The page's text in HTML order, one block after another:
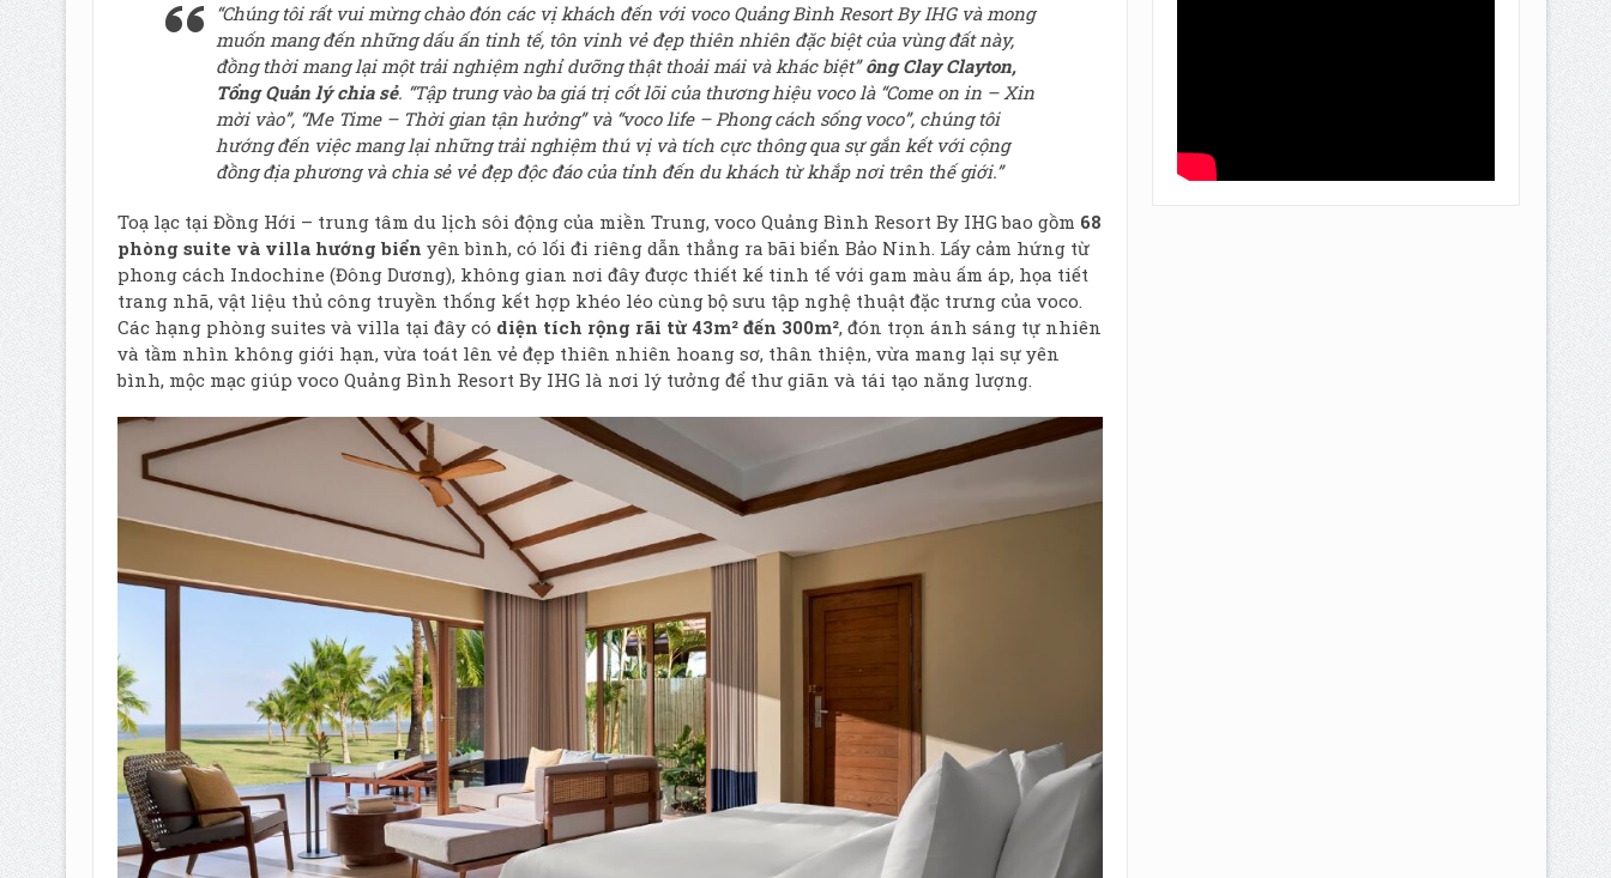
“Chúng tôi rất vui mừng chào đón các vị khách đến với voco Quảng Bình Resort By IHG và mong
muốn mang đến những dấu ấn tinh tế, tôn vinh vẻ đẹp thiên nhiên đặc biệt của vùng đất này,
đồng thời mang lại một trải nghiệm nghỉ dưỡng thật thoải mái và khác biệt”ông Clay Clayton,
Tổng Quảnlýchia sẻ. “Tập trung vào ba giá trị cốt lõi của thương hiệu voco là “Come on in – Xin
mời vào”, “Me Time – Thời gian tận hưởng” và “voco life – Phong cách sống voco”, chúng tôi
hướng đến việc mang lại những trải nghiệm thú vị và tích cực thông qua sự gắn kết với cộng
đồng địa phương và chia sẻ vẻ đẹp độc đáo của tỉnh đến du khách từ khắp nơi trên thế giới.”
Toạ lạc tại Đồng Hới – trung tâm du lịch sôi động của miền Trung, voco Quảng Bình Resort By IHG bao gồm 68
phòng suite và villa hướng biển yên bình, có lối đi riêng dẫn thẳng ra bãi biển Bảo Ninh. Lấy cảm hứng từ
phong cách Indochine (Đông Dương), không gian nơi đây được thiết kế tinh tế với gam màu ấm áp, họa tiết
trang nhã, vật liệu thủ công truyền thống kết hợp khéo léo cùng bộ sưu tập nghệ thuật đặc trưng của voco.
Các hạng phòng suites và villa tại đây có diện tích rộng rãi từ 43m² đến 300m², đón trọn ánh sáng tự nhiên
và tầm nhìn không giới hạn, vừa toát lên vẻ đẹp thiên nhiên hoang sơ, thân thiện, vừa mang lại sự yên
bình, mộc mạc giúp voco Quảng Bình Resort By IHG là nơi lý tưởng để thư giãn và tái tạo năng lượng.